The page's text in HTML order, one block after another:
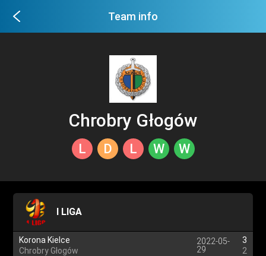
Team info
Chrobry Głogów
L D L W W
I LIGA
Korona Kielce
Chrobry Głogów
2022-05-
29
3
2